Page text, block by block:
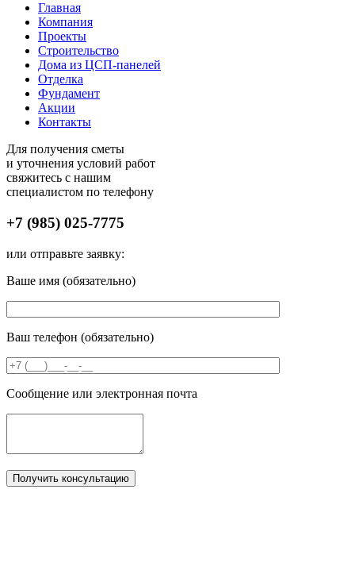
Главная
Компания
Проекты
Строительство
Дома из ЦСП-панелей
Отделка
Фундамент
Акции
Контакты
Для получения сметы
и уточнения условий работ
свяжитесь с нашим
специалистом по телефону
+7 (985) 025-7775
или отправьте заявку:
Ваше имя (обязательно)
Ваш телефон (обязательно)
Сообщение или электронная почта